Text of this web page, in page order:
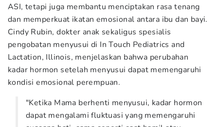
ASI, tetapi juga membantu menciptakan rasa tenang
dan memperkuat ikatan emosional antara ibu dan bayi.
Cindy Rubin, dokter anak sekaligus spesialis
pengobatan menyusui di In Touch Pediatrics and
Lactation, Illinois, menjelaskan bahwa perubahan
kadar hormon setelah menyusui dapat memengaruhi
kondisi emosional perempuan.
"Ketika Mama berhenti menyusui, kadar hormon
dapat mengalami fluktuasi yang memengaruhi